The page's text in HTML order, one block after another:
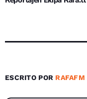
ESCRITO POR RAFAFM